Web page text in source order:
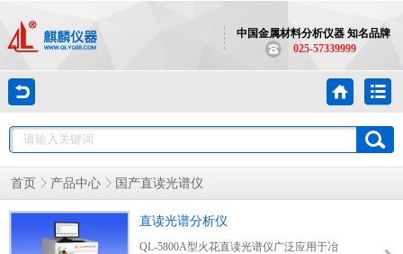
中国金属材料分析仪器 知名品牌
025-57339999
首页 产品中心 国产直读光谱仪
直读光谱分析仪
QL-5800A型火花直读光谱仪广泛应用于冶